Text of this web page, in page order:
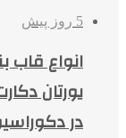
5 روز پیش
انواع قاب
یورتان
در